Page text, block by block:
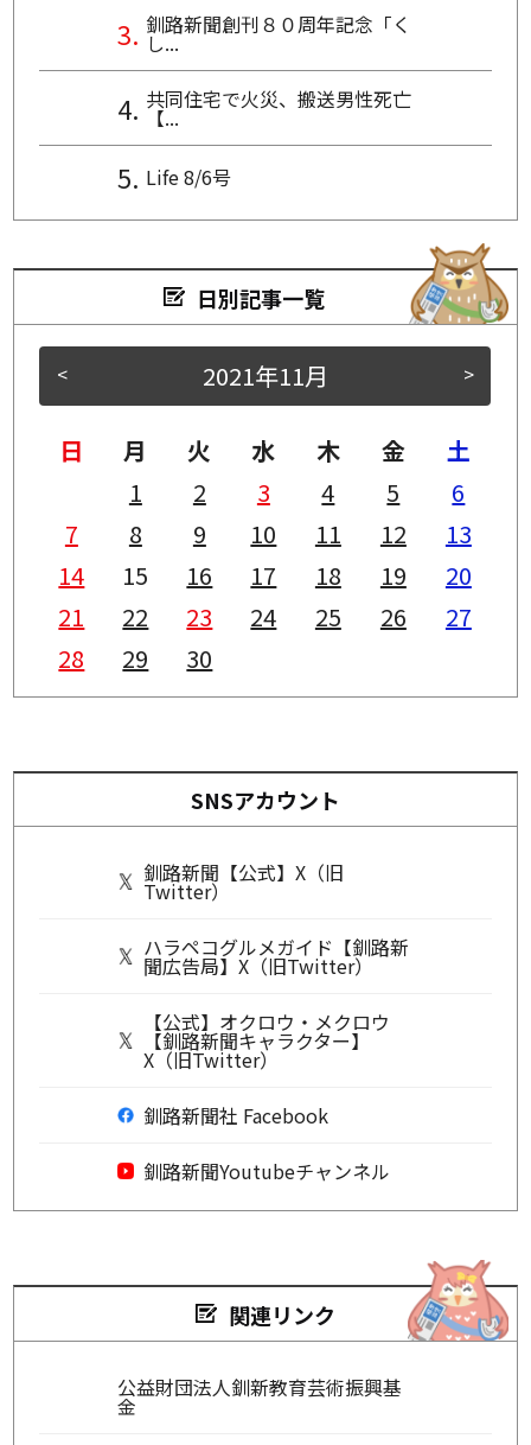
釧路新聞創刊８０周年記念「く
し...
共同住宅で火災、搬送男性死亡
【...
Life 8/6号
日別記事一覧
< >
2021年11月
日 月 火 水 木 金
土
1
2 3 4 5
6
7
8 9 10 11 12
13
14
15 16 17 18 19
20
21
22 23 24 25 26
27
28
29 30
SNSアカウント
釧路新聞【公式】X（旧
Twitter）
ハラペコグルメガイド【釧路新
聞広告局】X（旧Twitter）
【公式】オクロウ・メクロウ
【釧路新聞キャラクター】
X（旧Twitter）
釧路新聞社 Facebook
釧路新聞Youtubeチャンネル
関連リンク
公益財団法人釧新教育芸術振興基
金